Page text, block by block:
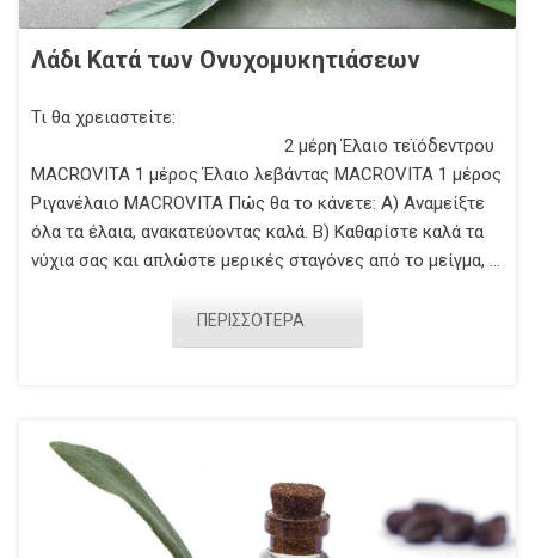
Λάδι Κατά των Ονυχομυκητιάσεων
Τι θα χρειαστείτε:
2 μέρη Έλαιο τεϊόδεντρου
MACROVITA 1 μέρος Έλαιο λεβάντας MACROVITA 1 μέρος
Ριγανέλαιο MACROVITA Πώς θα το κάνετε: Α) Αναμείξτε
όλα τα έλαια, ανακατεύοντας καλά. Β) Καθαρίστε καλά τα
νύχια σας και απλώστε μερικές σταγόνες από το μείγμα, ...
ΠΕΡΙΣΣΟΤΕΡΑ